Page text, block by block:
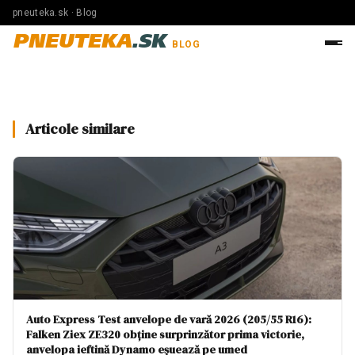
pneuteka.sk · Blog
PNEUTEKA.SK BLOG
Articole similare
Auto Express Test anvelope de vară 2026 (205/55 R16):
Falken Ziex ZE320 obține surprinzător prima victorie,
anvelopa ieftină Dynamo eșuează pe umed